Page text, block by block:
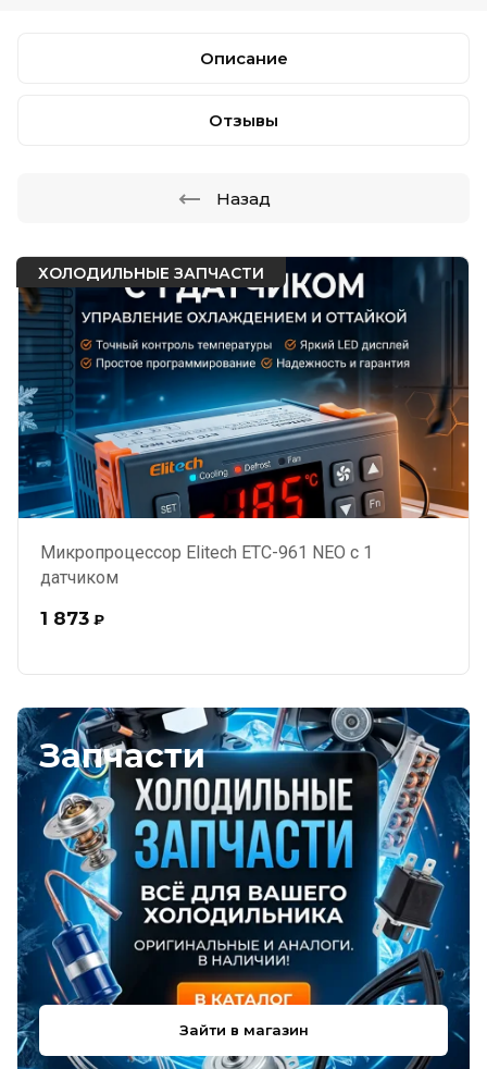
ХОЛОДИЛЬНЫЕ ЗАПЧАСТИ
Микропроцессор Elitech ЕТС-961 NEO с 1
датчиком
1 873 ₽
Запчасти
Зайти в магазин
Описание
Отзывы
Назад